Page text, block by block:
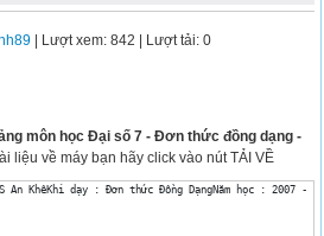
| Lượt xem: 842 | Lượt tải: 0
môn học Đại số 7 - Đơn thức đồng dạng -
liệu về máy bạn hãy click vào nút TẢI VỀ
An KhêKhi dạy : Đơn thức Đồng DạngNăm học :